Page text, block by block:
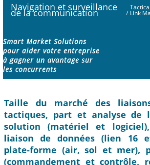
Navigation et surveillance
de la communication / Link
Smart Market Solutions
pour aider votre entreprise
à gagner un avantage sur
les concurrents
Taille du marché des
tactiques, part et analyse de
solution (matériel et
liaison de données (lien 16
plate-forme (air, sol et mer),
(commandement et contrôle,